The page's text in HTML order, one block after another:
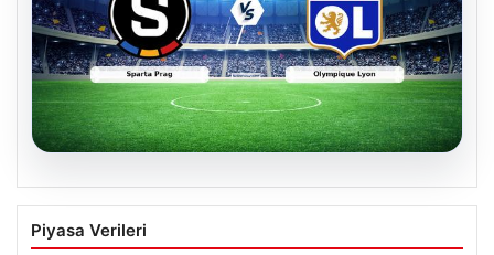
CANLI | Sparta Prag – Olympique Lyon
maç anlatımı! Maç ne zaman? Saat
Piyasa Verileri